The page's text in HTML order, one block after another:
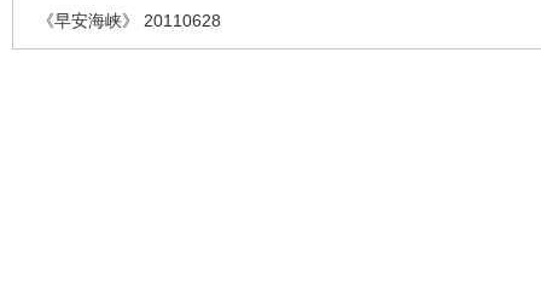
《早安海峡》 20110628